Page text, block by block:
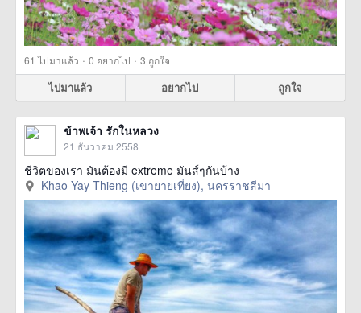
61 ไปมาแล้ว · 0 อยากไป · 3 ถูกใจ
ไปมาแล้ว อยากไป ถูกใจ
ข้าพเจ้า รักในหลวง
21 ธันวาคม 2558
ชีวิตของเรา มันต้องมี extreme มันส์ๆกันบ้าง
Khao Yay Thieng (เขายายเที่ยง), นครราชสีมา